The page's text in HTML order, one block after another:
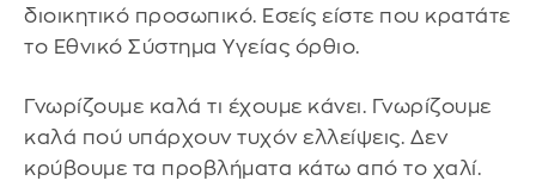
διοικητικό προσωπικό. Εσείς είστε που κρατάτε
το Εθνικό Σύστημα Υγείας όρθιο.
Γνωρίζουμε καλά τι έχουμε κάνει. Γνωρίζουμε
καλά πού υπάρχουν τυχόν ελλείψεις. Δεν
κρύβουμε τα προβλήματα κάτω από το χαλί.